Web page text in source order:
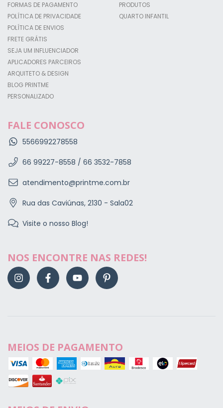
FORMAS DE PAGAMENTO
POLÍTICA DE PRIVACIDADE
POLÍTICA DE ENVIOS
FRETE GRÁTIS
SEJA UM INFLUENCIADOR
APLICADORES PARCEIROS
ARQUITETO & DESIGN
BLOG PRINTME
PERSONALIZADO
PRODUTOS
QUARTO INFANTIL
FALE CONOSCO
5566992278558
66 99227-8558 / 66 3532-7858
atendimento@printme.com.br
Rua das Caviúnas, 2130 - Sala02
Visite o nosso Blog!
NOS ENCONTRE NAS REDES!
MEIOS DE PAGAMENTO